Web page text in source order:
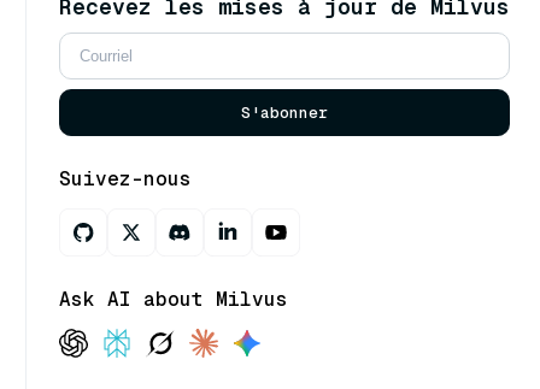
Recevez les mises à jour de Milvus
S'abonner
Suivez-nous
Ask AI about Milvus